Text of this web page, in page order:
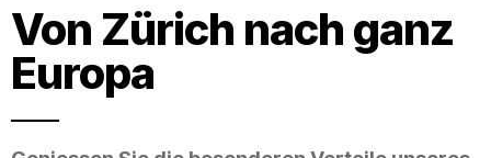
Von Zürich nach ganz
Europa